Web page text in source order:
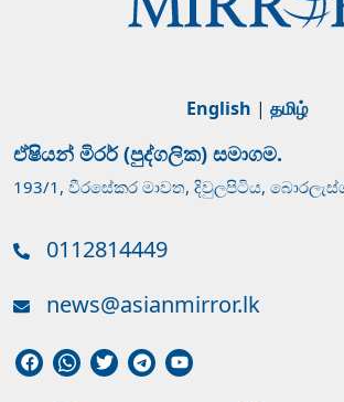
English | தமிழ்
ඒෂියන් මිරර් (පුද්ගලික) සමාගම.
193/1, වීරසේකර මාවත, දිවුලපිටිය,
0112814449
news@asianmirror.lk